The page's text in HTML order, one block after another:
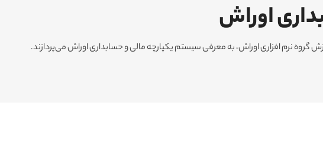
اوراش
نرم افزاری اوراش، به معرفی سیستم یکپارچه مالی و حسابداری اوراش می‌پردازند.